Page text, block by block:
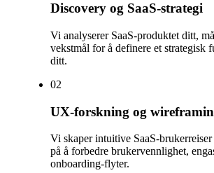
Discovery og SaaS-strategi
Vi analyserer SaaS-produktet ditt,
vekstmål for å definere et strategisk
ditt.
02
UX-forskning og
Vi skaper intuitive SaaS-
på å forbedre brukervennlighet,
onboarding-flyter.